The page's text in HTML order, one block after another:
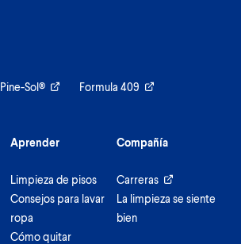
Pine-Sol®
Formula 409
Aprender
Limpieza de pisos
Consejos para lavar
ropa
Cómo quitar
Compañía
Carreras
La limpieza se siente
bien